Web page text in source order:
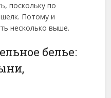
поскольку по
Потому и
несколько выше.
белье: